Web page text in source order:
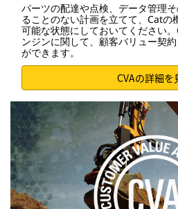
パーツの配達や点検、データ管理
ることのない計画を立てて、Catの
可能な状態にしておいてください
ンジンに関して、顧客バリュー契
ができます。
CVAの詳細を